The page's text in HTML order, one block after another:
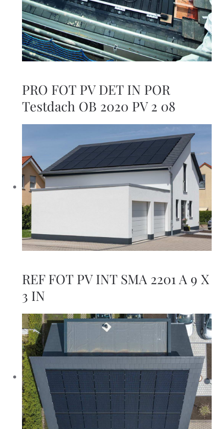
PRO FOT PV DET IN POR
Testdach OB 2020 PV 2 08
REF FOT PV INT SMA 2201 A 9 X
3 IN